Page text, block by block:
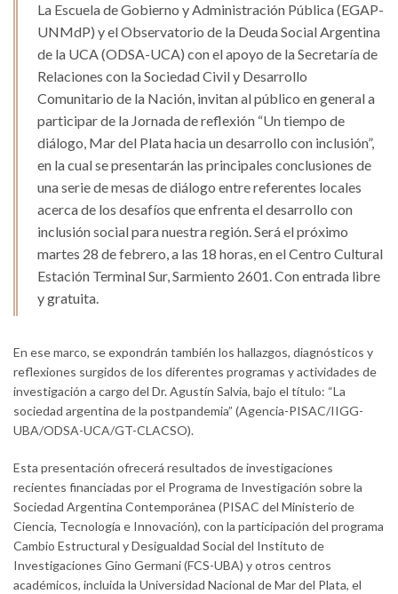
La Escuela de Gobierno y Administración Pública (EGAP-
UNMdP) y el Observatorio de la Deuda Social Argentina
de la UCA (ODSA-UCA) con el apoyo de la Secretaría de
Relaciones con la Sociedad Civil y Desarrollo
Comunitario de la Nación, invitan al público en general a
participar de la Jornada de reflexión “Un tiempo de
diálogo, Mar del Plata hacia un desarrollo con inclusión”,
en la cual se presentarán las principales conclusiones de
una serie de mesas de diálogo entre referentes locales
acerca de los desafíos que enfrenta el desarrollo con
inclusión social para nuestra región. Será el próximo
martes 28 de febrero, a las 18 horas, en el Centro Cultural
Estación Terminal Sur, Sarmiento 2601. Con entrada libre
y gratuita.
En ese marco, se expondrán también los hallazgos, diagnósticos y
reflexiones surgidos de los diferentes programas y actividades de
investigación a cargo del Dr. Agustín Salvia, bajo el título: “La
sociedad argentina de la postpandemia” (Agencia-PISAC/IIGG-
UBA/ODSA-UCA/GT-CLACSO).
Esta presentación ofrecerá resultados de investigaciones
recientes financiadas por el Programa de Investigación sobre la
Sociedad Argentina Contemporánea (PISAC del Ministerio de
Ciencia, Tecnología e Innovación), con la participación del programa
Cambio Estructural y Desigualdad Social del Instituto de
Investigaciones Gino Germani (FCS-UBA) y otros centros
académicos, incluida la Universidad Nacional de Mar del Plata, el